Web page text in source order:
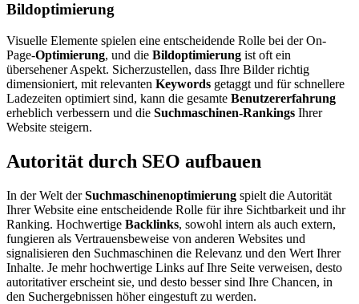
Bildoptimierung
Visuelle Elemente spielen eine entscheidende Rolle bei der On-
Page-Optimierung, und die Bildoptimierung ist oft ein
übersehener Aspekt. Sicherzustellen, dass Ihre Bilder richtig
dimensioniert, mit relevanten Keywords getaggt und für schnellere
Ladezeiten optimiert sind, kann die gesamte Benutzererfahrung
erheblich verbessern und die Suchmaschinen-Rankings Ihrer
Website steigern.
Autorität durch SEO aufbauen
In der Welt derSuchmaschinenoptimierung spielt die Autorität
Ihrer Website eine entscheidende Rolle für ihre Sichtbarkeit und ihr
Ranking. Hochwertige Backlinks, sowohl intern als auch extern,
fungieren als Vertrauensbeweise von anderen Websites und
signalisieren den Suchmaschinen die Relevanz und den Wert Ihrer
Inhalte. Je mehr hochwertige Links auf Ihre Seite verweisen, desto
autoritativer erscheint sie, und desto besser sind Ihre Chancen, in
den Suchergebnissen höher eingestuft zu werden.